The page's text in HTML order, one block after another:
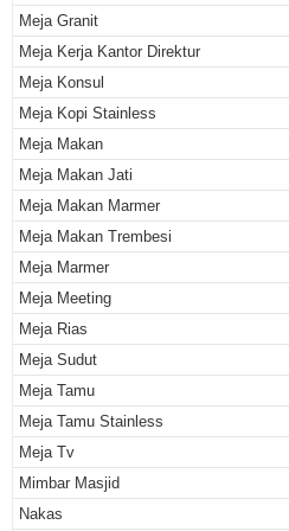
Meja Granit
Meja Kerja Kantor Direktur
Meja Konsul
Meja Kopi Stainless
Meja Makan
Meja Makan Jati
Meja Makan Marmer
Meja Makan Trembesi
Meja Marmer
Meja Meeting
Meja Rias
Meja Sudut
Meja Tamu
Meja Tamu Stainless
Meja Tv
Mimbar Masjid
Nakas